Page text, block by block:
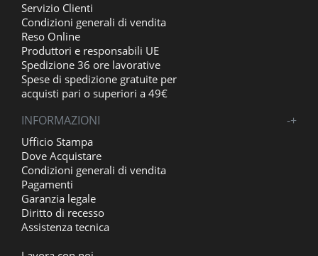
Servizio Clienti
Condizioni generali di vendita
Reso Online
Produttori e responsabili UE
Spedizione 36 ore lavorative
Spese di spedizione gratuite per
acquisti pari o superiori a 49€
INFORMAZIONI +
-
Ufficio Stampa
Dove Acquistare
Condizioni generali di vendita
Pagamenti
Garanzia legale
Diritto di recesso
Assistenza tecnica